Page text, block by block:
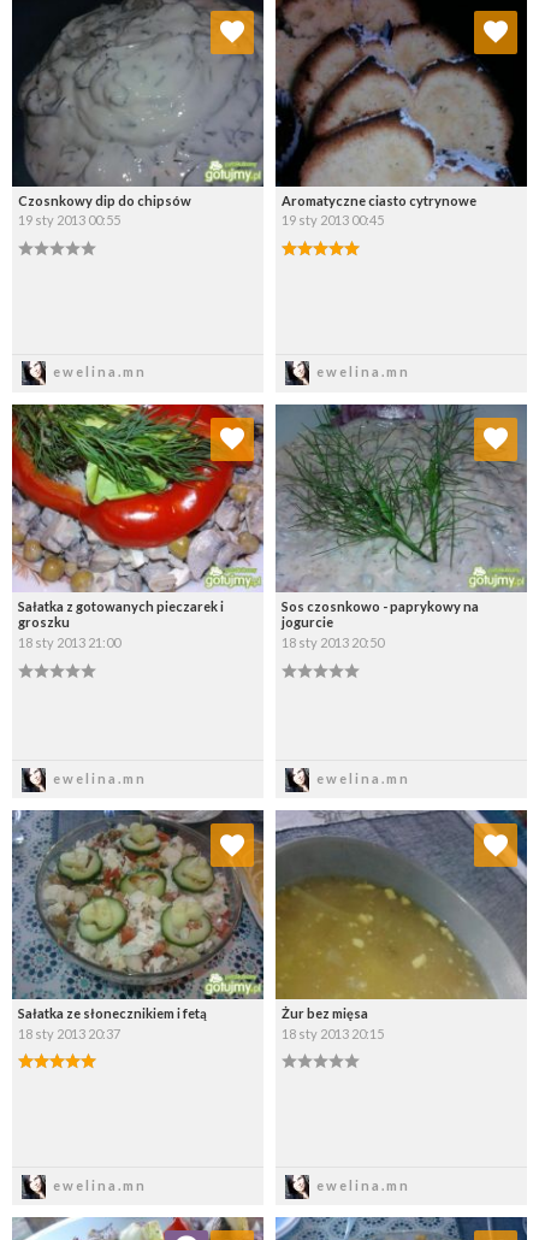
Czosnkowy dip do chipsów
19 sty 2013 00:55
ewelina.mn
Dodaj do ulubionych
Wybierz listę:
Aromatyczne ciasto cytrynowe
19 sty 2013 00:45
ewelina.mn
Dodaj do ulubionych
Wybierz listę:
Sałatka z gotowanych pieczarek i
groszku
18 sty 2013 21:00
ewelina.mn
Dodaj do ulubionych
Wybierz listę:
Sos czosnkowo - paprykowy na
jogurcie
18 sty 2013 20:50
ewelina.mn
Dodaj do ulubionych
Wybierz listę:
Sałatka ze słonecznikiem i fetą
18 sty 2013 20:37
ewelina.mn
Dodaj do ulubionych
Wybierz listę:
Żur bez mięsa
18 sty 2013 20:15
ewelina.mn
Dodaj do ulubionych
Wybierz listę:
Dodaj do ulubionych Dodaj do ulubionych